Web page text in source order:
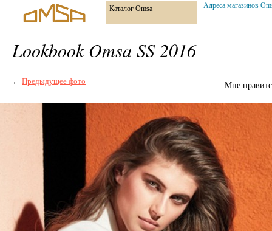
Каталог Omsa Адреса магазинов
Lookbook Omsa SS 2016
← Предыдущее фото Мне